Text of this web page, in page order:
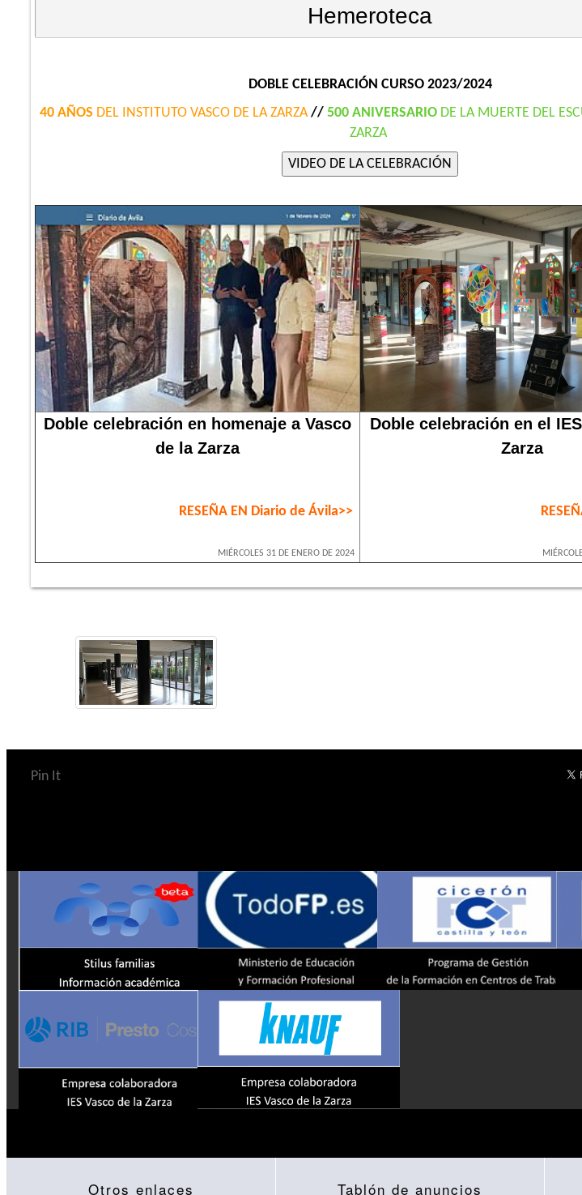
Hemeroteca
DOBLE CELEBRACIÓN CURSO 2023/2024
40 AÑOS DEL INSTITUTO VASCO DE LA ZARZA//500 ANIVERSARIO DE LA MUERTE DEL
ZARZA
Doble celebración en homenaje a Vasco
de la Zarza
RESEÑA EN Diario de Ávila>>
MIÉRCOLES 31 DE ENERO DE 2024
Doble celebración en el
Zarza
Pin It
Otros enlaces Tablón de anuncios